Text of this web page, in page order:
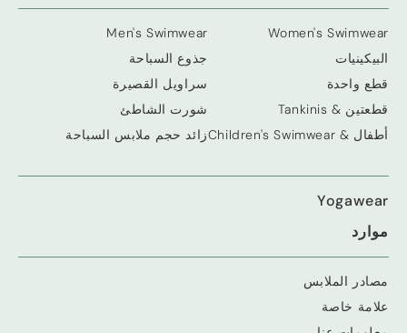
Women's Swimwear
البيكينيات
قطع واحدة
قطعتين & Tankinis
أطفال & Children's Swimwear
Men's Swimwear
جذوع السباحة
سراويل القصيرة
شورت الشاطئ
زائد حجم ملابس السباحة
Yogawear
موارد
مصادر الملابس
علامة خاصة